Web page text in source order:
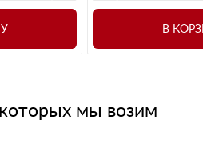
В
мы возим